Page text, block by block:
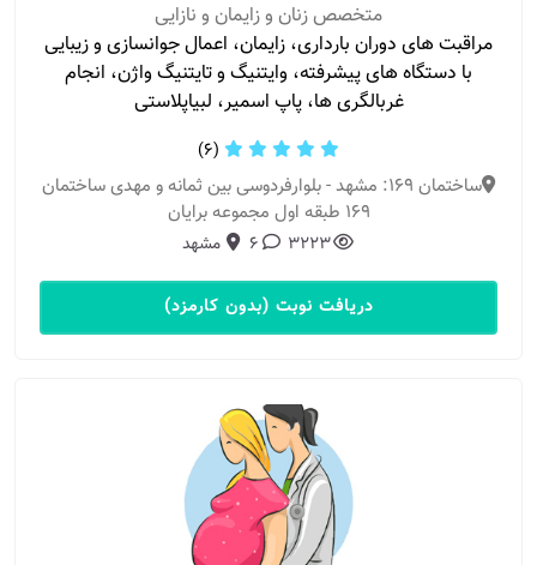
متخصص زنان و زایمان و نازایی
مراقبت های دوران بارداری، زایمان، اعمال جوانسازی و زیبایی
با دستگاه های پیشرفته، وایتنیگ و تایتنیگ واژن، انجام
غربالگری ها، پاپ اسمیر، لبیاپلاستی
(6)
ساختمان 169: مشهد - بلوارفردوسی بین ثمانه و مهدی ساختمان
۱۶۹ طبقه اول مجموعه برایان
3223
6 مشهد
دریافت نوبت (بدون کارمزد)